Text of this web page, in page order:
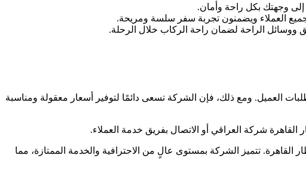
وجهتك بكل راحة وأمان.
جميع العملاء ويضمنون تجربة سفر سلسة ومريحة.
الراحة لضمان راحة الركاب خلال الرحلة.
العميل. ومع ذلك، فإن الشركة تسعى دائمًا لتوفير أسعار معقولة ومناسبة
شركة العراقي أو الاتصال بفريق خدمة العملاء.
القاهرة. تتميز الشركة بمستوى عالٍ من الاحترافية والخدمة الممتازة، مما